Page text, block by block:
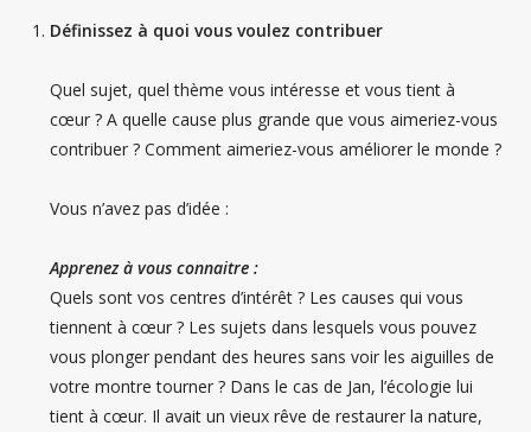
Définissez à quoi vous voulez contribuer
Quel sujet, quel thème vous intéresse et vous tient à
cœur ? A quelle cause plus grande que vous aimeriez-vous
contribuer ? Comment aimeriez-vous améliorer le monde ?
Vous n’avez pas d’idée :
Apprenez à vous connaitre :
Quels sont vos centres d’intérêt ? Les causes qui vous
tiennent à cœur ? Les sujets dans lesquels vous pouvez
vous plonger pendant des heures sans voir les aiguilles de
votre montre tourner ? Dans le cas de Jan, l’écologie lui
tient à cœur. Il avait un vieux rêve de restaurer la nature,